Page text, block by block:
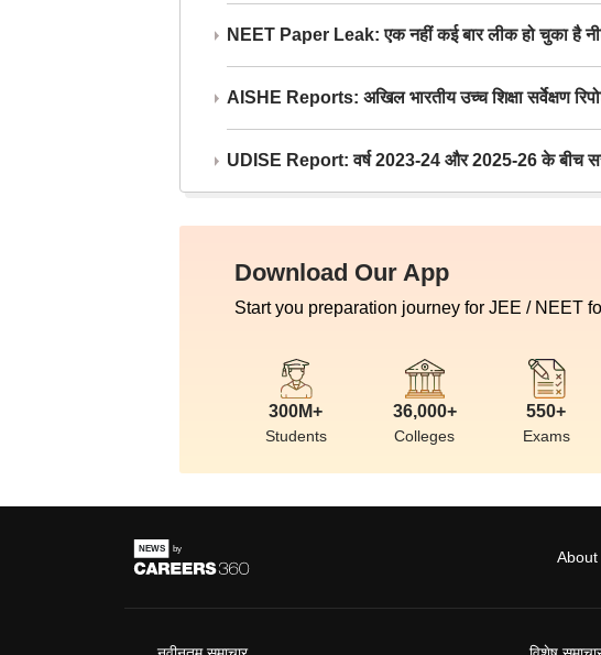
NEET Paper Leak: एक नहीं कई बार लीक हो चुका है
AISHE Reports: अखिल भारतीय उच्च शिक्षा सर्वेक्षण
UDISE Report: वर्ष 2023-24 और 2025-26 के बीच
Download Our App
Start you preparation journey for JEE / NEET
300M+
Students
36,000+
Colleges
550+
Exams
About